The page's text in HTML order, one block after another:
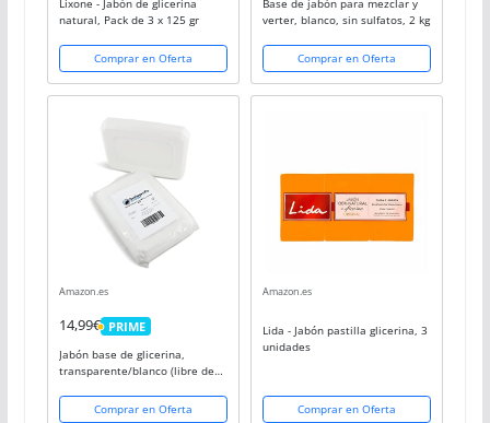
Lixone - Jabón de glicerina
natural, Pack de 3 x 125 gr
Comprar en Oferta
Base de jabón para mezclar y
verter, blanco, sin sulfatos, 2 kg
Comprar en Oferta
Amazon.es
14,99€ PRIME
PRIME
Jabón base de glicerina,
transparente/blanco (libre de
Comprar en Oferta
Amazon.es
Lida - Jabón pastilla glicerina, 3
unidades
Comprar en Oferta